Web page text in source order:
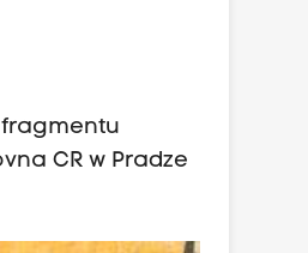
fragmentu
CR w Pradze